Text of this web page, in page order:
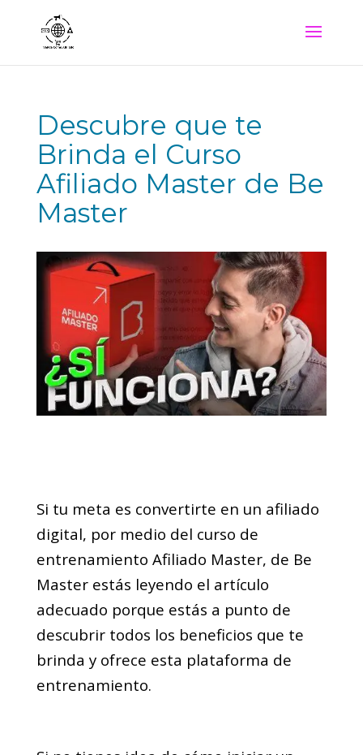
Descubre que te
Brinda el Curso
Afiliado Master de Be
Master
Si tu meta es convertirte en un afiliado
digital, por medio del curso de
entrenamiento Afiliado Master, de Be
Master estás leyendo el artículo
adecuado porque estás a punto de
descubrir todos los beneficios que te
brinda y ofrece esta plataforma de
entrenamiento.